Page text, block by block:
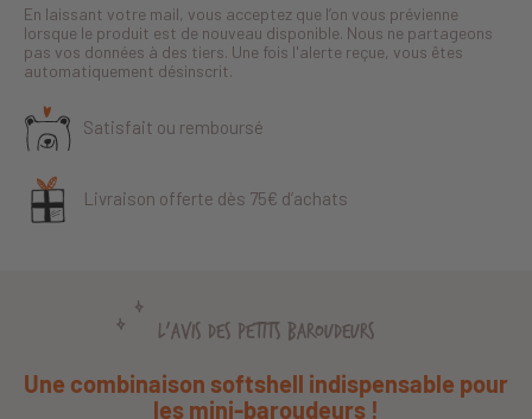
En laissant votre mail, vous acceptez que l’on vous prévienne
lorsque le produit est de nouveau disponible. Nous ne partageons
pas vos données à des tiers. Une fois l'alerte reçue, vous êtes
automatiquement désinscrit.
Satisfait ou remboursé
Livraison offerte dès 75€ d’achats
L'AVIS DES PETITS BAROUDEURS
Une combinaison softshell indispensable pour
les mini-baroudeurs !